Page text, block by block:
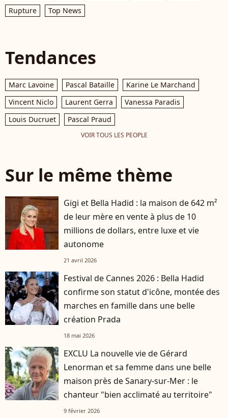
Rupture
Top News
Tendances
Marc Lavoine Pascal Bataille
Karine Le Marchand
Vincent Niclo
Laurent Gerra
Vanessa Paradis
Louis Ducruet
Pascal Praud
VOIR TOUS LES PEOPLE
Sur le même thème
Gigi et Bella Hadid : la maison de 642 m²
de leur mère en vente à plus de 10
millions de dollars, entre luxe et vie
autonome
21 avril 2026
Festival de Cannes 2026 : Bella Hadid
confirme son statut d'icône, montée des
marches en famille dans une belle
création Prada
18 mai 2026
EXCLU La nouvelle vie de Gérard
Lenorman et sa femme dans une belle
maison près de Sanary-sur-Mer : le
chanteur "bien acclimaté au territoire"
9 février 2026